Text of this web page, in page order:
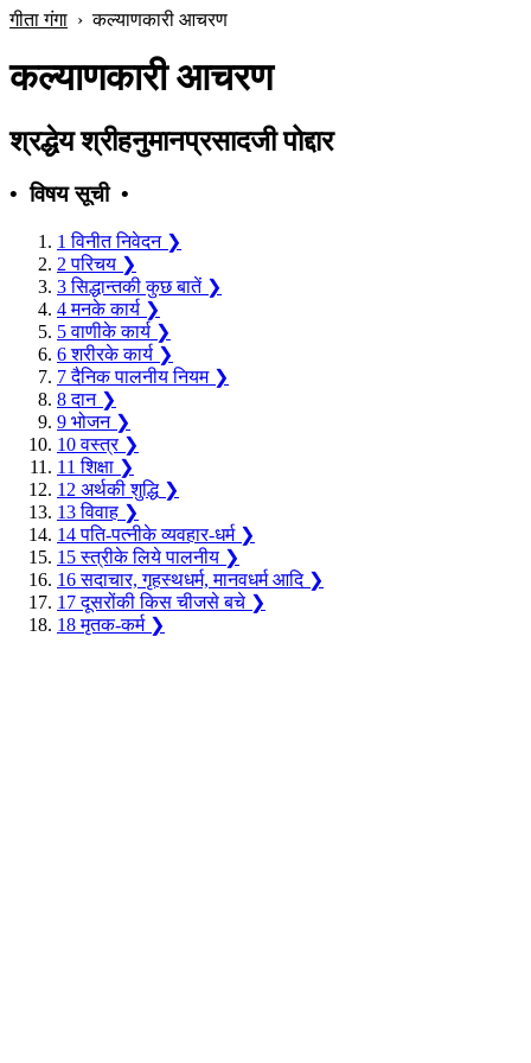
गीता गंगा ›कल्याणकारी आचरण
कल्याणकारी आचरण
श्रद्धेय श्रीहनुमानप्रसादजी पोद्दार
• विषय सूची •
1 विनीत निवेदन ❯
2 परिचय ❯
3 सिद्धान्तकी कुछ बातें ❯
4 मनके कार्य ❯
5 वाणीके कार्य ❯
6 शरीरके कार्य ❯
7 दैनिक पालनीय नियम ❯
8 दान ❯
9 भोजन ❯
10 वस्त्र ❯
11 शिक्षा ❯
12 अर्थकी शुद्धि ❯
13 विवाह ❯
14 पति-पत्नीके व्यवहार-धर्म ❯
15 स्त्रीके लिये पालनीय ❯
16 सदाचार, गृहस्थधर्म, मानवधर्म आदि ❯
17 दूसरोंकी किस चीजसे बचे ❯
18 मृतक-कर्म ❯